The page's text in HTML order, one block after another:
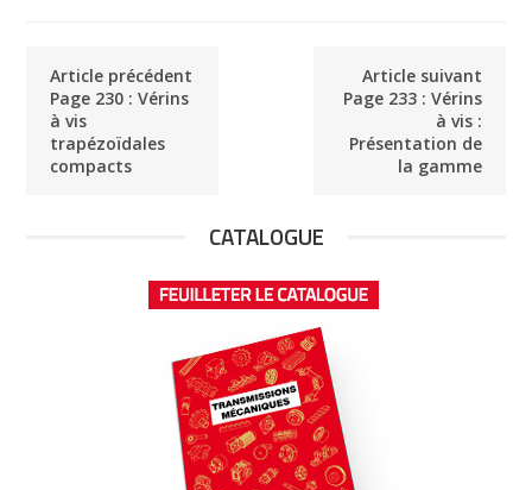
Article précédent
Page 230 : Vérins
à vis
trapézoïdales
compacts
Article suivant
Page 233 : Vérins
à vis :
Présentation de
la gamme
CATALOGUE